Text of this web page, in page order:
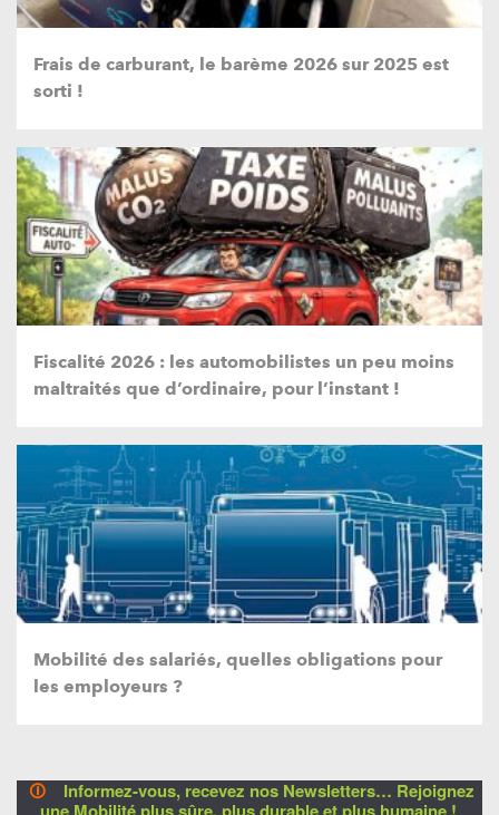
Frais de carburant, le barème 2026 sur 2025 est
sorti !
Fiscalité 2026 : les automobilistes un peu moins
maltraités que d’ordinaire, pour l’instant !
Mobilité des salariés, quelles obligations pour
les employeurs ?
🛈
Informez-vous, recevez nos Newsletters… Rejoignez